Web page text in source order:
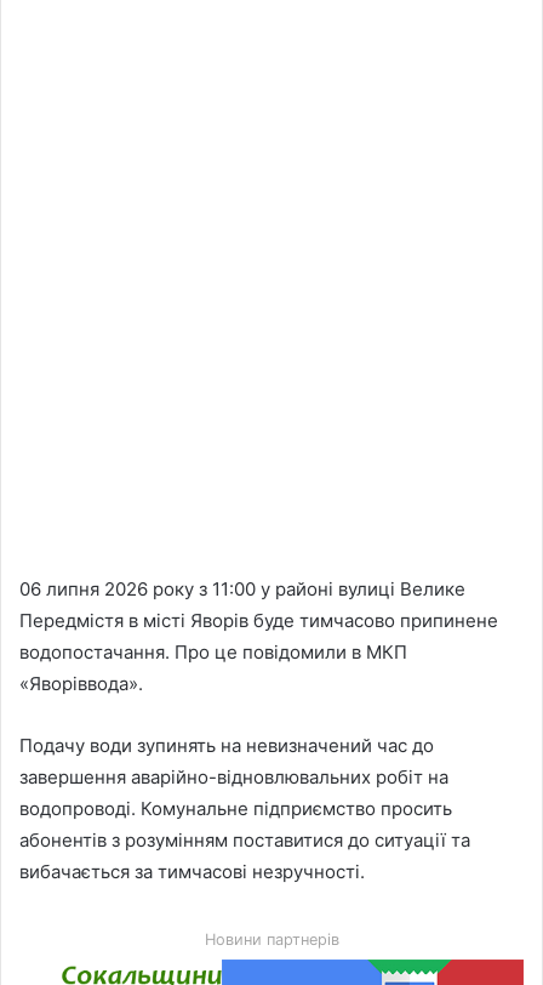
06 липня 2026 року з 11:00 у районі вулиці Велике
Передмістя в місті Яворів буде тимчасово припинене
водопостачання. Про це повідомили в МКП
«Яворіввода».
Подачу води зупинять на невизначений час до
завершення аварійно-відновлювальних робіт на
водопроводі. Комунальне підприємство просить
абонентів з розумінням поставитися до ситуації та
вибачається за тимчасові незручності.
Новини партнерів